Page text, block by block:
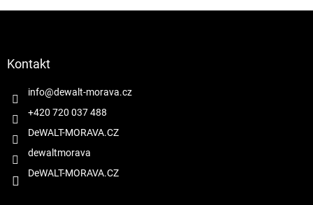
Kontakt
info@dewalt-morava.cz
+420 720 037 488
DeWALT-MORAVA.CZ
dewaltmorava
DeWALT-MORAVA.CZ